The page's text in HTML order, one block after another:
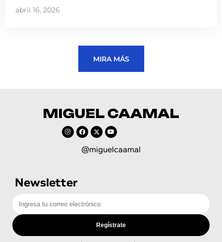
abril 16, 2026
MIRA MÁS
@miguelcaamal
Newsletter